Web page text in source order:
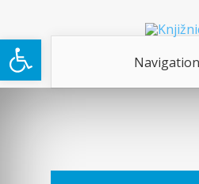
Open toolbar